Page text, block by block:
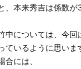
、本来秀吉は係数が
中については、今回
ているように思い
には、